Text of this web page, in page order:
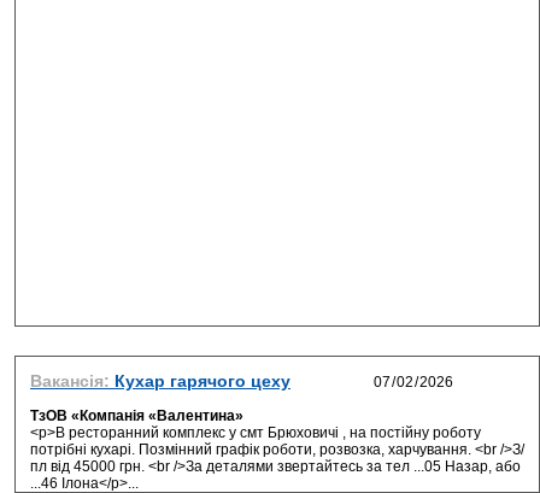
Вакансія: Кухар гарячого цеху
ТзОВ «Компанія «Валентина»
<p>В ресторанний комплекс у смт Брюховичі , на постійну роботу
потрібні кухарі. Позмінний графік роботи, розвозка, харчування. <br />З/
пл від 45000 грн. <br />За деталями звертайтесь за тел ...05 Назар, або
...46 Ілона</p>...